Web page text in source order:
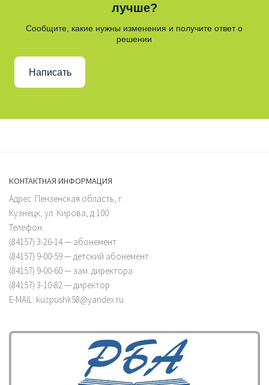
лучше?
Сообщите, какие нужны изменения и получите ответ о
решении
Написать
КОНТАКТНАЯ ИНФОРМАЦИЯ
Адрес: Пензенская область, г.
Кузнецк, ул. Кирова, д.100
Телефон:
(84157) 3-26-14 — абонемент
(84157) 9-00-59 — детский абонемент
(84157) 9-00-60 — зам. директора
(84157) 3-10-82 — директор
E-MAIL: kuzpushk58@yandex.ru